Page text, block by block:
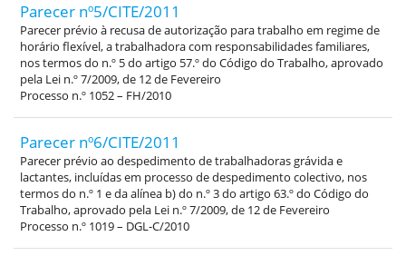
Parecer nº5/CITE/2011
Parecer prévio à recusa de autorização para trabalho em regime de
horário flexível, a trabalhadora com responsabilidades familiares,
nos termos do n.º 5 do artigo 57.º do Código do Trabalho, aprovado
pela Lei n.º 7/2009, de 12 de Fevereiro
Processo n.º 1052 – FH/2010
Parecer nº6/CITE/2011
Parecer prévio ao despedimento de trabalhadoras grávida e
lactantes, incluídas em processo de despedimento colectivo, nos
termos do n.º 1 e da alínea b) do n.º 3 do artigo 63.º do Código do
Trabalho, aprovado pela Lei n.º 7/2009, de 12 de Fevereiro
Processo n.º 1019 – DGL-C/2010